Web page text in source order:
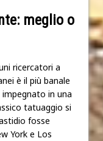
meglio o
ricercatori a
è il più banale
in una
tatuaggio si
fosse
York e Los